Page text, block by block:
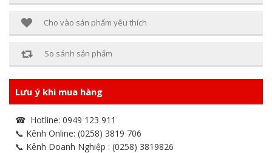
Cho vào sản phẩm yêu thích
So sánh sản phẩm
Lưu ý khi mua hàng
☎ Hotline: 0949 123 911
📞 Kênh Online: (0258) 3819 706
📞 Kênh Doanh Nghiệp : (0258) 3819826